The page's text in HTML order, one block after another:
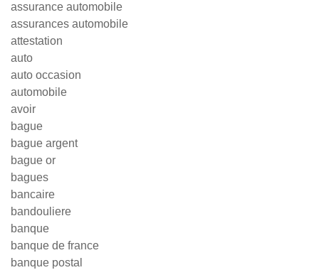
assurance automobile
assurances automobile
attestation
auto
auto occasion
automobile
avoir
bague
bague argent
bague or
bagues
bancaire
bandouliere
banque
banque de france
banque postal